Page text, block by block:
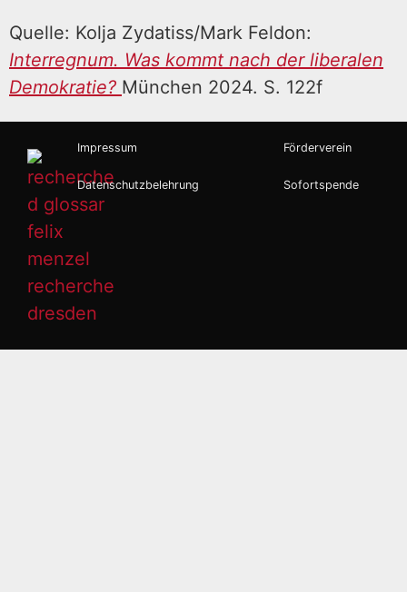
Quelle: Kolja Zydatiss/Mark Feldon:
Interregnum. Was kommt nach der liberalen
Demokratie? München 2024. S. 122f
Impressum
Datenschutzbelehrung
Förderverein
Sofortspende